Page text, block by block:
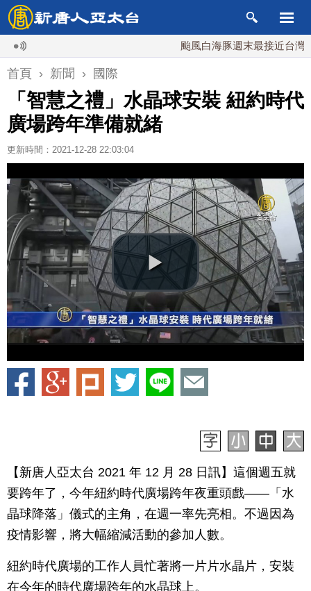
颱風白海豚週末最接近台灣 最快9
首頁 › 新聞 › 國際
「智慧之禮」水晶球安裝 紐約時代
廣場跨年準備就緒
更新時間：2021-12-28 22:03:04
【新唐人亞太台 2021 年 12 月 28 日訊】這個週五就
要跨年了，今年紐約時代廣場跨年夜重頭戲——「水
晶球降落」儀式的主角，在週一率先亮相。不過因為
疫情影響，將大幅縮減活動的參加人數。
紐約時代廣場的工作人員忙著將一片片水晶片，安裝
在今年的時代廣場跨年的水晶球上。